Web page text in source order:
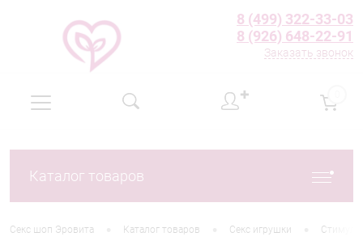
8 (499) 322-33-03
8 (926) 648-22-91
Заказать звонок
✚
Каталог товаров
Секс шоп Эровита Каталог товаров Секс игрушки